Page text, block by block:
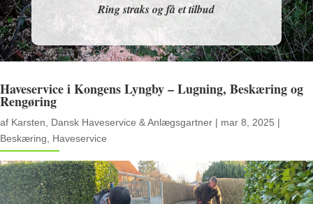
Ring straks og få et tilbud
Haveservice i Kongens Lyngby – Lugning, Beskæring og
Rengøring
af Karsten, Dansk Haveservice & Anlægsgartner | mar 8, 2025 |
Beskæring
Haveservice